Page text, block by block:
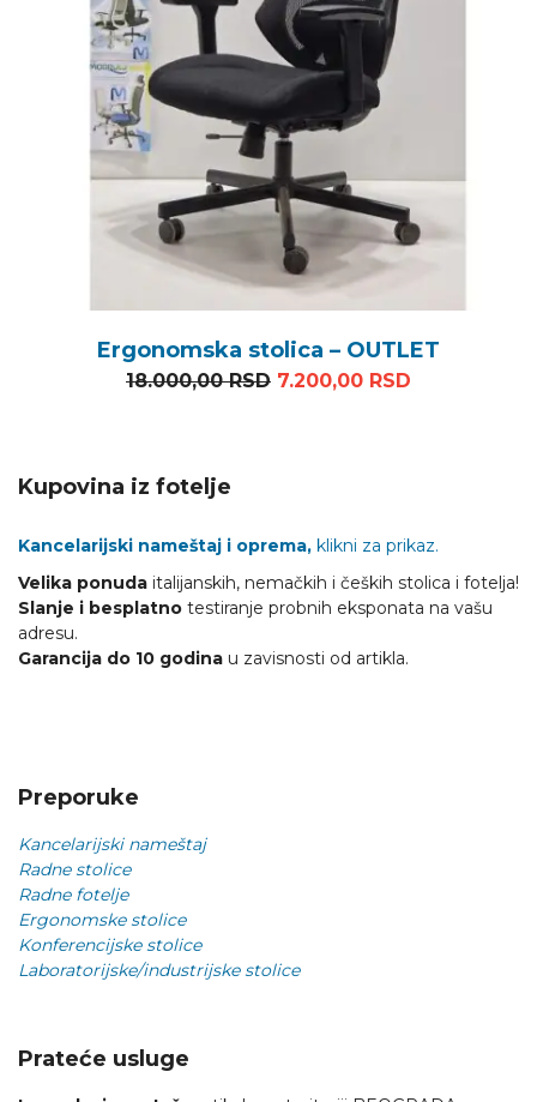
Ergonomska stolica – OUTLET
18.000,00RSD Originalna cena je bila:
7.200,00 RSD
Kupovina iz fotelje
Kancelarijski nameštaj i oprema, klikni za prikaz.
Velika ponuda italijanskih, nemačkih i čeških stolica i fotelja!
Slanje i besplatno testiranje probnih eksponata na vašu
adresu.
Garancija do 10 godina u zavisnosti od artikla.
Preporuke
Kancelarijski nameštaj
Radne stolice
Radne fotelje
Ergonomske stolice
Konferencijske stolice
Laboratorijske/industrijske stolice
Prateće usluge